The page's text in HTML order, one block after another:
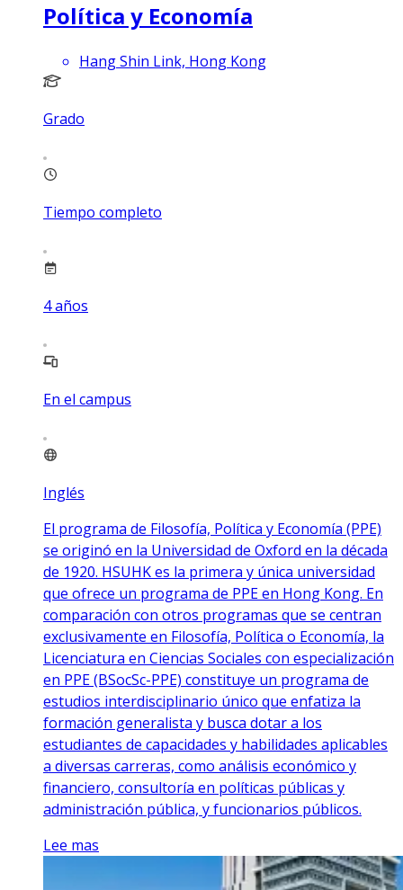
Política y Economía
Hang Shin Link, Hong Kong
Grado
Tiempo completo
4años
En el campus
Inglés
El programa de Filosofía, Política y Economía (PPE)
se originó en la Universidad de Oxford en la década
de 1920. HSUHK es la primera y única universidad
que ofrece un programa de PPE en Hong Kong. En
comparación con otros programas que se centran
exclusivamente en Filosofía, Política o Economía, la
Licenciatura en Ciencias Sociales con especialización
en PPE (BSocSc-PPE) constituye un programa de
estudios interdisciplinario único que enfatiza la
formación generalista y busca dotar a los
estudiantes de capacidades y habilidades aplicables
a diversas carreras, como análisis económico y
financiero, consultoría en políticas públicas y
administración pública, y funcionarios públicos.
Lee mas